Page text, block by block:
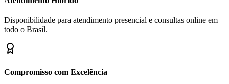
Disponibilidade para atendimento presencial e consultas online em
todo o Brasil.
Compromisso com Excelência